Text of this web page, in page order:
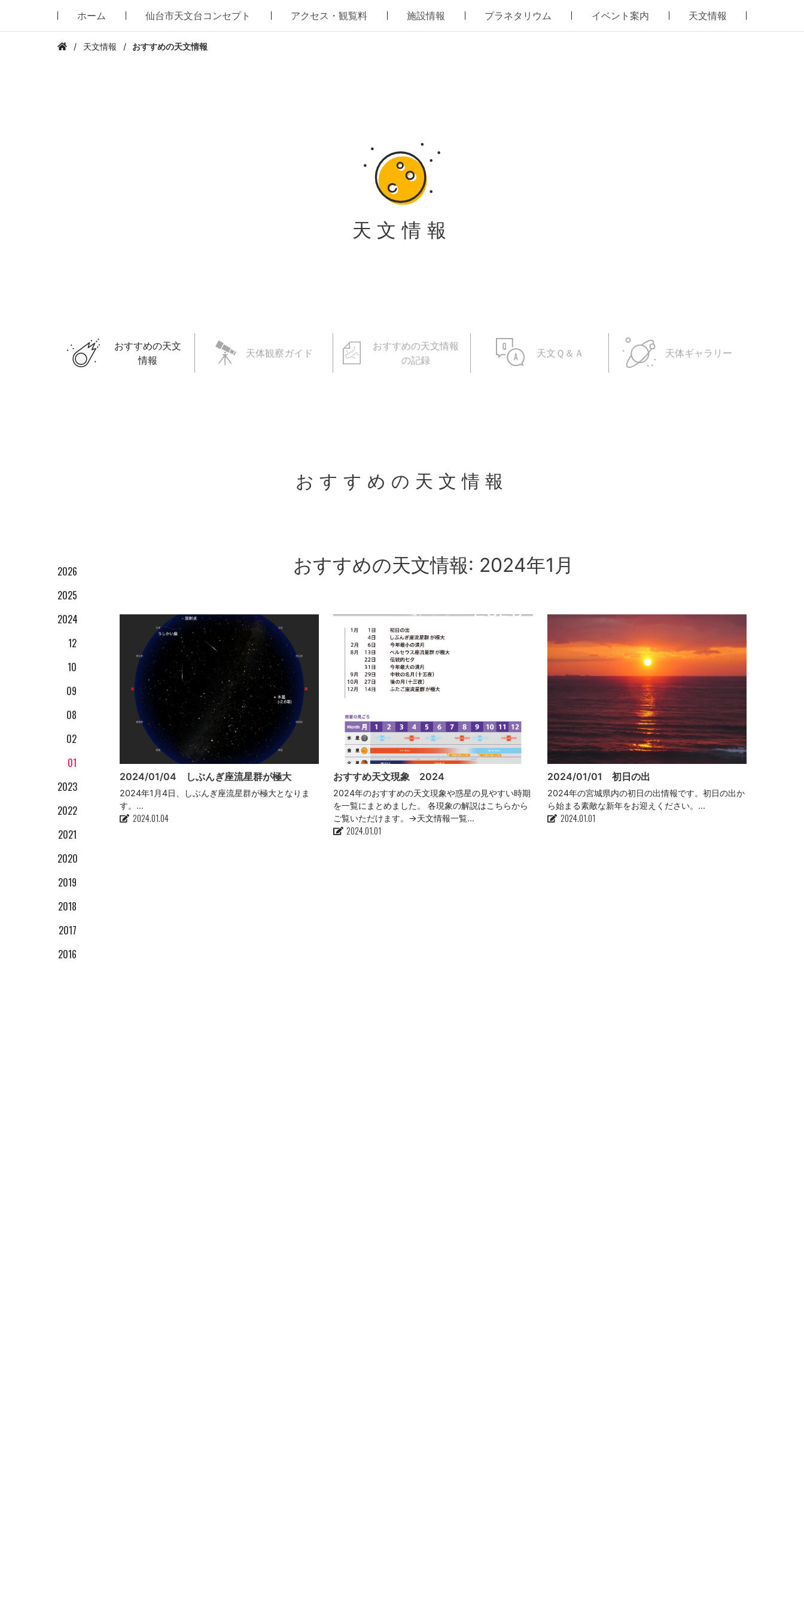
ホーム 仙台市天文台コンセプト アクセス・観覧料 施設情報 プラネタリウム イベント案内 天文情報
天文情報 おすすめの天文情報
天文情報
おすすめの天文
情報
天体観察ガイド
おすすめの天文情報
の記録
天文Ｑ＆Ａ 天体ギャラリー
おすすめの天文情報
2026
01
2025
12
11
10
08
04
02
01
2024
12
10
09
08
02
01
2023
12
10
09
08
02
01
2022
12
11
10
09
08
01
2021
12
11
10
09
08
2020
12
10
08
06
2019
12
10
09
2018
12
10
2017
12
2016
おすすめの天文情報: 2024年1月
2024/01/04 しぶんぎ座流星群が極大
2024年1月4日、しぶんぎ座流星群が極大となりま
す。...
2024.01.04
おすすめ天文現象 2024
2024年のおすすめの天文現象や惑星の見やすい時期
を一覧にまとめました。 各現象の解説はこちらから
ご覧いただけます。→天文情報一覧...
2024.01.01
2024/01/01 初日の出
2024年の宮城県内の初日の出情報です。初日の出か
ら始まる素敵な新年をお迎えください。...
2024.01.01